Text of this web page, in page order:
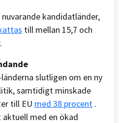
kandidatländer,
till mellan 15,7 och
slutligen om en ny
samtidigt minskade
till EU med 38 procent .
med en ökad